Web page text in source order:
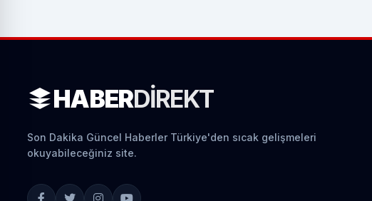
HABERDIREKT
Son Dakika Güncel Haberler Türkiye'den sıcak gelişmeleri
okuyabileceğiniz site.